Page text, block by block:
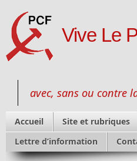
Vive Le
avec, sans ou contre
Accueil Site et rubriques
Lettre d’information